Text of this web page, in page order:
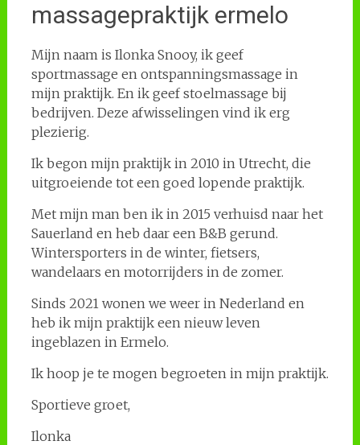
massagepraktijk ermelo
Mijn naam is Ilonka Snooy, ik geef
sportmassage en ontspanningsmassage in
mijn praktijk. En ik geef stoelmassage bij
bedrijven. Deze afwisselingen vind ik erg
plezierig.
Ik begon mijn praktijk in 2010 in Utrecht, die
uitgroeiende tot een goed lopende praktijk.
Met mijn man ben ik in 2015 verhuisd naar het
Sauerland en heb daar een B&B gerund.
Wintersporters in de winter, fietsers,
wandelaars en motorrijders in de zomer.
Sinds 2021 wonen we weer in Nederland en
heb ik mijn praktijk een nieuw leven
ingeblazen in Ermelo.
Ik hoop je te mogen begroeten in mijn praktijk.
Sportieve groet,
Ilonka